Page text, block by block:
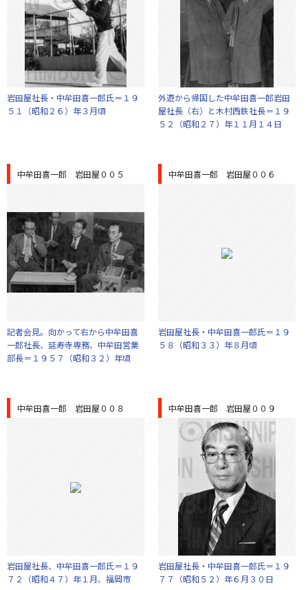
岩田屋社長・中牟田喜一郎氏＝１９
５１（昭和２６）年３月頃
外遊から帰国した中牟田喜一郎岩田
屋社長（右）と木村西鉄社長＝１９
５２（昭和２７）年１１月１４日
中牟田喜一郎 岩田屋００５
記者会見。向かって右から中牟田喜
一郎社長、延寿寺専務、中牟田営業
部長＝１９５７（昭和３２）年頃
中牟田喜一郎 岩田屋００６
岩田屋社長・中牟田喜一郎氏＝１９
５８（昭和３３）年８月頃
中牟田喜一郎 岩田屋００８
岩田屋社長、中牟田喜一郎氏＝１９
７２（昭和４７）年１月、福岡市
中牟田喜一郎 岩田屋００９
岩田屋社長・中牟田喜一郎氏＝１９
７７（昭和５２）年６月３０日